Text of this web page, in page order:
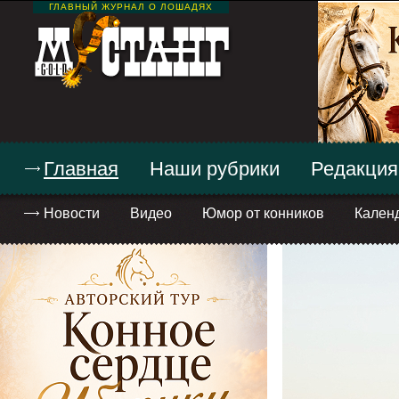
ГЛАВНЫЙ ЖУРНАЛ О ЛОШАДЯХ
Главная
Новости Видео Юмор от конников
Наши рубрики Редакция